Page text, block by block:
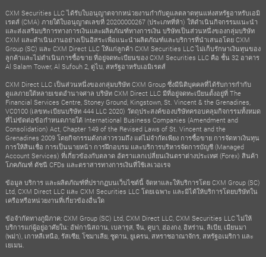
CXM Securities LLC ได้รับใบอนุญาตจากหน่วยงานกำกับดูแลตลาดทุนแห่งสหรัฐอาหรับเอมิ
เรตส์ (CMA) ภายใต้ใบอนุญาตเลขที่ 20200000267 (ประเภทที่ห้า) ให้ดำเนินกิจกรรมแนะนำ
และส่งเสริมบริการทางการเงินและผลิตภัณฑ์ทางการเงิน บริษัทเป็นส่วนหนึ่งของกลุ่มบริษัท
CXM และดำเนินงานอย่างเป็นอิสระเพื่อแนะนำผลิตภัณฑ์และบริการที่นำเสนอโดย CXM
Group (SC) และ CXM Direct LLC ให้แก่ลูกค้า CXM Securities LLC ไม่เก็บรักษาเงินทุนของ
ลูกค้าและไม่ดำเนินการซื้อขาย ที่อยู่จดทะเบียนของ CXM Securities LLC คือ ชั้น 32 อาคาร
Al Salam Tower, Al Sufouh 2, ดูไบ, สหรัฐอาหรับเอมิเรตส์
CXM Direct LLC เป็นส่วนหนึ่งของกลุ่มบริษัท CXM Group ซึ่งมีนิติบุคคลที่ได้รับการกำกับ
ดูแลภายใต้หลายเขตอำนาจศาล บริษัท CXM Direct LLC มีที่อยู่จดทะเบียนตั้งอยู่ที่ The
Financial Services Centre, Stoney Ground, Kingstown, St. Vincent & the Grenadines,
VC0100 (เลขทะเบียนบริษัท 444 LLC 2020) วัตถุประสงค์ของบริษัทครอบคลุมกิจกรรมทั้งหมด
ที่ไม่ขัดต่อข้อกำหนดภายใต้ International Business Companies (Amendment and
Consolidation) Act, Chapter 149 of the Revised Laws of St. Vincent and the
Grenadines 2009 โดยกิจกรรมดังกล่าวรวมถึง แต่ไม่จำกัดเพียง การซื้อขาย การจัดหาเงินทุน
การให้สินเชื่อ การเป็นนายหน้า การฝึกอบรม และบริการบริหารจัดการบัญชี (Managed
Account Services) ที่เกี่ยวข้องกับตลาด อัตราแลกเปลี่ยนเงินตราต่างประเทศ (Forex) สินค้า
โภคภัณฑ์ ดัชนี CFDs และตราสารทางการเงินที่ใช้เลเวอเรจ
ข้อมูล บริการ และผลิตภัณฑ์ที่ปรากฏบนเว็บไซต์นี้ จัดหาและให้บริการโดย CXM Group (SC)
Ltd, CXM Direct LLC และ CXM Securities LLC โดยเฉพาะ และมิได้ให้บริการโดยบริษัทใน
เครือหรือหน่วยงานที่เกี่ยวข้องอื่นใด
ข้อจำกัดทางภูมิภาค: CXM Group (SC) Ltd, CXM Direct LLC, CXM Securities LLC ไม่ให้
บริการแก่ผู้อยู่อาศัยใน: อัฟกานิสถาน, เบลารุส, จีน, คูบา, ฮ่องกง, อิหร่าน, ลิเบีย, เมียนมา
(พม่า), เกาหลีเหนือ, รัสเซีย, โซมาเลีย, ซูดาน, ยูเครน, สหราชอาณาจักร, สหรัฐอเมริกา และ
เยเมน.